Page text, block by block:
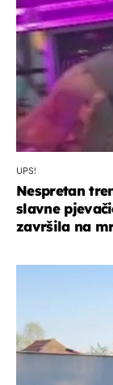
UPS!
Nespretan
slavne
završila na